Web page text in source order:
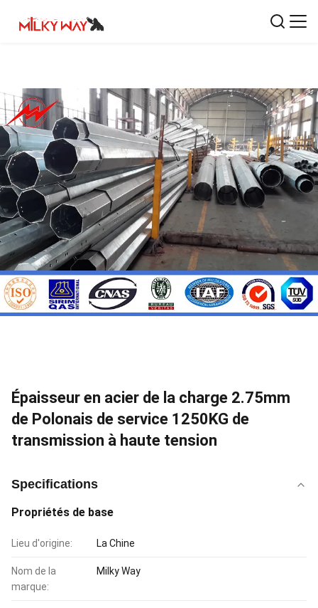
Épaisseur en acier de la charge 2.75mm
de Polonais de service 1250KG de
transmission à haute tension
Specifications
Propriétés de base
Lieu d'origine: La Chine
Nom de la
marque:
Milky Way